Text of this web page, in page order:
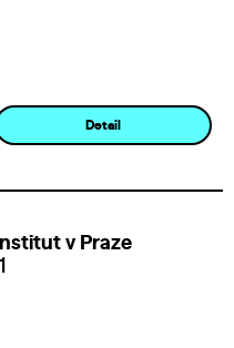
Detail
v Praze